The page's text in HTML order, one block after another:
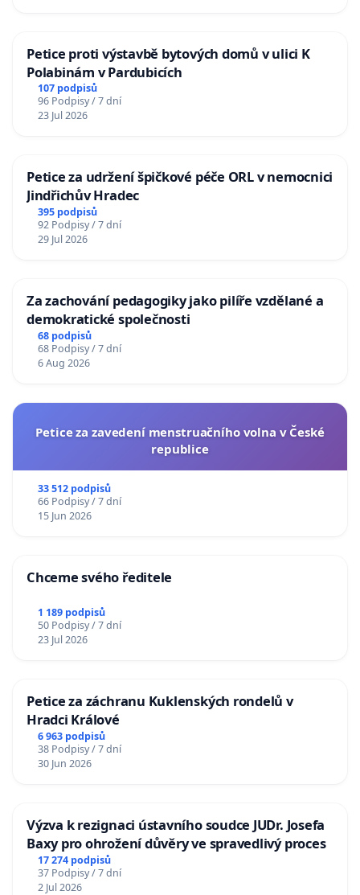
Petice proti výstavbě bytových domů v ulici K
Polabinám v Pardubicích
107 podpisů
96 Podpisy / 7 dní
23 Jul 2026
Petice za udržení špičkové péče ORL v nemocnici
Jindřichův Hradec
395 podpisů
92 Podpisy / 7 dní
29 Jul 2026
Za zachování pedagogiky jako pilíře vzdělané a
demokratické společnosti
68 podpisů
68 Podpisy / 7 dní
6 Aug 2026
Petice za zavedení menstruačního volna v České
republice
33 512 podpisů
66 Podpisy / 7 dní
15 Jun 2026
Chceme svého ředitele
1 189 podpisů
50 Podpisy / 7 dní
23 Jul 2026
Petice za záchranu Kuklenských rondelů v
Hradci Králové
6 963 podpisů
38 Podpisy / 7 dní
30 Jun 2026
Výzva k rezignaci ústavního soudce JUDr. Josefa
Baxy pro ohrožení důvěry ve spravedlivý proces
17 274 podpisů
37 Podpisy / 7 dní
2 Jul 2026